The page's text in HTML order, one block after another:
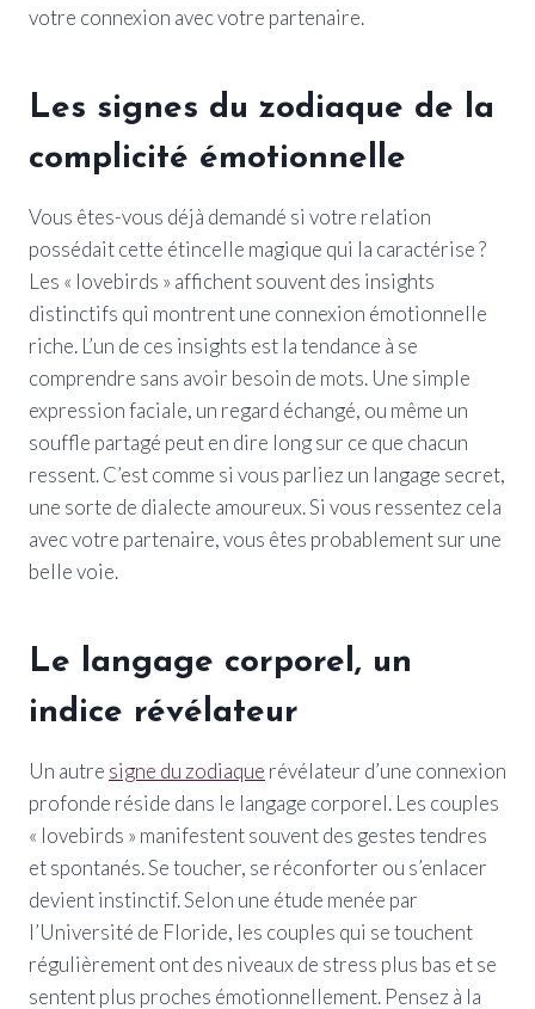
votre connexion avec votre partenaire.
Les signes du zodiaque de la
complicité émotionnelle
Vous êtes-vous déjà demandé si votre relation
possédait cette étincelle magique qui la caractérise ?
Les « lovebirds » affichent souvent des insights
distinctifs qui montrent une connexion émotionnelle
riche. L’un de ces insights est la tendance à se
comprendre sans avoir besoin de mots. Une simple
expression faciale, un regard échangé, ou même un
souffle partagé peut en dire long sur ce que chacun
ressent. C’est comme si vous parliez un langage secret,
une sorte de dialecte amoureux. Si vous ressentez cela
avec votre partenaire, vous êtes probablement sur une
belle voie.
Le langage corporel, un
indice révélateur
Un autre signe du zodiaque révélateur d’une connexion
profonde réside dans le langage corporel. Les couples
« lovebirds » manifestent souvent des gestes tendres
et spontanés. Se toucher, se réconforter ou s’enlacer
devient instinctif. Selon une étude menée par
l’Université de Floride, les couples qui se touchent
régulièrement ont des niveaux de stress plus bas et se
sentent plus proches émotionnellement. Pensez à la